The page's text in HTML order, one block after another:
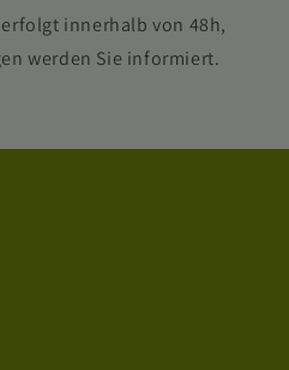
innerhalb von 48h,
werden Sie informiert.